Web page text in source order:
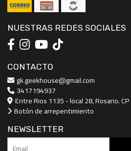
NUESTRAS REDES SOCIALES
CONTACTO
gk.geekhouse@gmail.com
3417194937
Entre Rios 1135 - local 28, Rosario.
Botón de arrepentimiento
NEWSLETTER